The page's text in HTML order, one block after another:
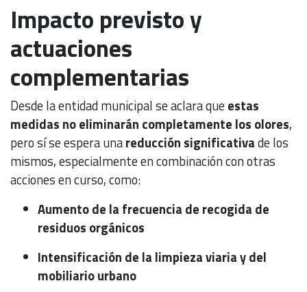
Impacto previsto y
actuaciones
complementarias
Desde la entidad municipal se aclara queestas
medidas no eliminarán completamente los olores,
pero sí se espera unareducción significativade los
mismos, especialmente en combinación con otras
acciones en curso, como:
Aumento de la frecuencia de recogida de
residuos orgánicos
Intensificación de la limpieza viaria y del
mobiliario urbano